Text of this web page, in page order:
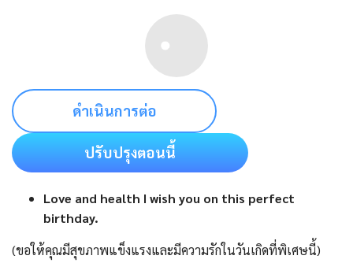
ดำเนินการต่อ
ปรับปรุงตอนนี้
Love and health I wish you on this perfect
birthday.
(ขอให้คุณมีสุขภาพแข็งแรงและมีความรักในวันเกิดที่พิเศษนี้)